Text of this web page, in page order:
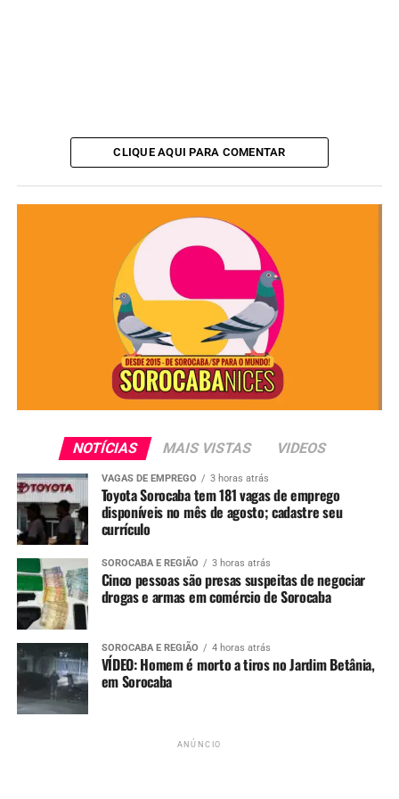
O proprietário da empresa será ouvido pela
e poderá responder porhomicídio preterdoloso
das suspeitas de que a morte tenha sido causada pelas
más condições do equipamento utilizado.
Redação
See Full Bio
TÓPICOS RELACIONADOS ACIDENTE MORTE MTE
OBRA
SOROCABA
GCM prende mulher grávida por tráfico de drogas perto de
escola na região do Éden, em Sorocaba
NÃO PERCA
GCM de Sorocaba apreende quase 5 mil porções de drogas
em tambor no Jardim Carandá
CLIQUE AQUI PARA COMENTAR
NOTÍCIAS MAIS VISTAS VIDEOS
VAGAS DE EMPREGO 3 horas atrás
Toyota Sorocaba tem 181 vagas de emprego
disponíveis no mês de agosto; cadastre seu
currículo
SOROCABA E REGIÃO 3 horas atrás
Cinco pessoas são presas suspeitas de negociar
drogas e armas em comércio de Sorocaba
SOROCABA E REGIÃO 4 horas atrás
VÍDEO: Homem é morto a tiros no Jardim Betânia,
em Sorocaba
ANÚNCIO